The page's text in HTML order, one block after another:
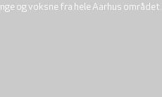
og voksne fra hele Aarhus området.